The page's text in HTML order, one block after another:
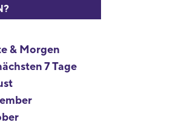
& Morgen
7 Tage